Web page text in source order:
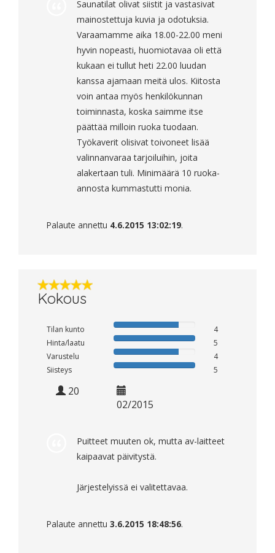
Saunatilat olivat siistit ja vastasivat
mainostettuja kuvia ja odotuksia.
Varaamamme aika 18.00-22.00 meni
hyvin nopeasti, huomiotavaa oli että
kukaan ei tullut heti 22.00 luudan
kanssa ajamaan meitä ulos. Kiitosta
voin antaa myös henkilökunnan
toiminnasta, koska saimme itse
päättää milloin ruoka tuodaan.
Työkaverit olisivat toivoneet lisää
valinnanvaraa tarjoiluihin, joita
alakertaan tuli. Minimäärä 10 ruoka-
annosta kummastutti monia.
Palaute annettu 4.6.2015 13:02:19.
Kokous
Tilan kunto
4
Hinta/laatu
5
Varustelu
4
Siisteys
5
20
02/2015
Puitteet muuten ok, mutta av-laitteet
kaipaavat päivitystä.
Järjestelyissä ei valitettavaa.
Palaute annettu 3.6.2015 18:48:56.